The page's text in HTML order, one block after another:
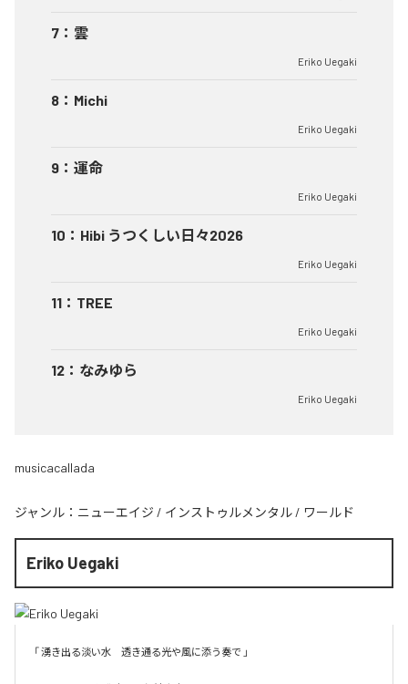
7 ： 雲
Eriko Uegaki
8 ： Michi
Eriko Uegaki
9 ： 運命
Eriko Uegaki
10 ： Hibi うつくしい日々2026
Eriko Uegaki
11 ： TREE
Eriko Uegaki
12 ： なみゆら
Eriko Uegaki
musicacallada
ジャンル： ニューエイジ / インストゥルメンタル / ワールド
Eriko Uegaki
「 湧き出る淡い水　透き通る光や風に添う奏で 」